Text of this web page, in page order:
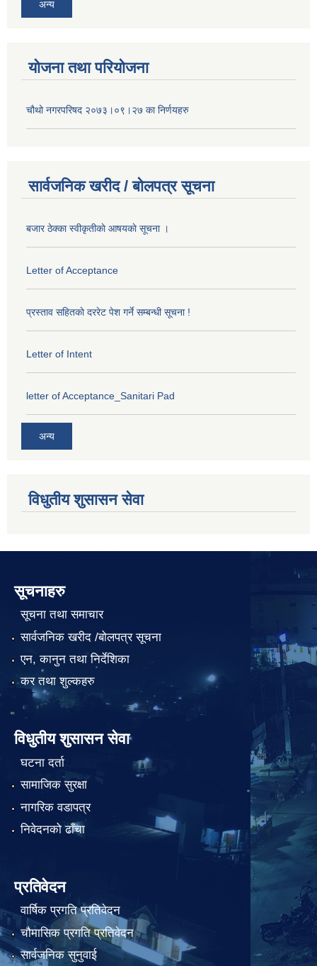
अन्य
योजना तथा परियोजना
चौथो नगरपरिषद २०७३।०९।२७ का निर्णयहरु
सार्वजनिक खरीद / बोलपत्र सूचना
बजार ठेक्का स्वीकृतीकाे आषयकाे सूचना ।
Letter of Acceptance
प्रस्ताव सहितकाे दररेट पेश गर्ने सम्बन्धी सूचना !
Letter of Intent
letter of Acceptance_Sanitari Pad
अन्य
विधुतीय शुसासन सेवा
सूचनाहरु
सूचना तथा समाचार
सार्वजनिक खरीद /बोलपत्र सूचना
एन, कानुन तथा निर्देशिका
कर तथा शुल्कहरु
विधुतीय शुसासन सेवा
घटना दर्ता
सामाजिक सुरक्षा
नागरिक वडापत्र
निवेदनको ढाँचा
प्रतिवेदन
वार्षिक प्रगति प्रतिवेदन
चौमासिक प्रगति प्रतिवेदन
सार्वजनिक सुनुवाई